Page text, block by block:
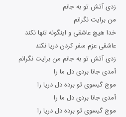
زدی آتش تو به جانم
من برایت نگرانم
خدا هیچ عاشقی و اینگونه تنها نکند
عاشقی عزم سفر کردن دریا نکند
زدی آتش تو به جانم من برایت نگرانم
آمدی جانا بردی دل ما را
موج گیسوی تو برده دل دریا را
آمدی جانا بردی دل ما را
موج گیسوی تو برده دل دریا را